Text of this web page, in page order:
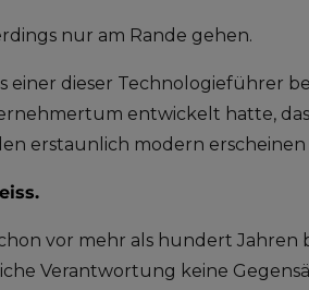
nur am Rande gehen.
einer dieser Technologieführer
entwickelt hatte,
erstaunlich modern erscheinen
vor mehr als hundert
Verantwortung keine